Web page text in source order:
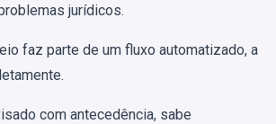
jurídicos.
faz parte de um fluxo automatizado, a
com antecedência, sabe